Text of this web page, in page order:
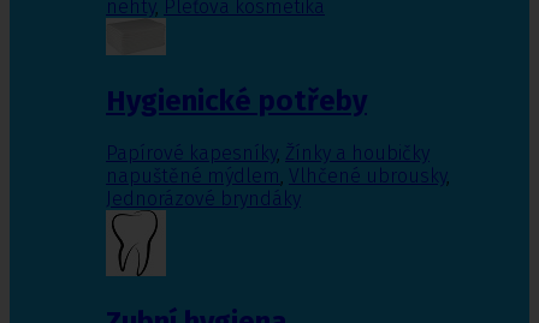
nehty, Pleťová kosmetika
Hygienické potřeby
Papírové kapesníky, Žínky a houbičky
napuštěné mýdlem, Vlhčené ubrousky,
Jednorázové bryndáky